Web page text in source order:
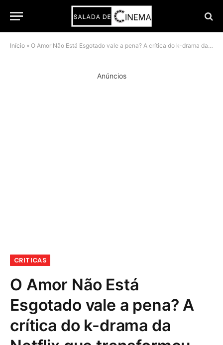
Início » O Amor Não Está Esgotado vale a pena? A crítica do k-drama da Netflix que transformou burnout em comédia romântica
Anúncios
CRITICAS
O Amor Não Está
Esgotado vale a pena? A
crítica do k-drama da